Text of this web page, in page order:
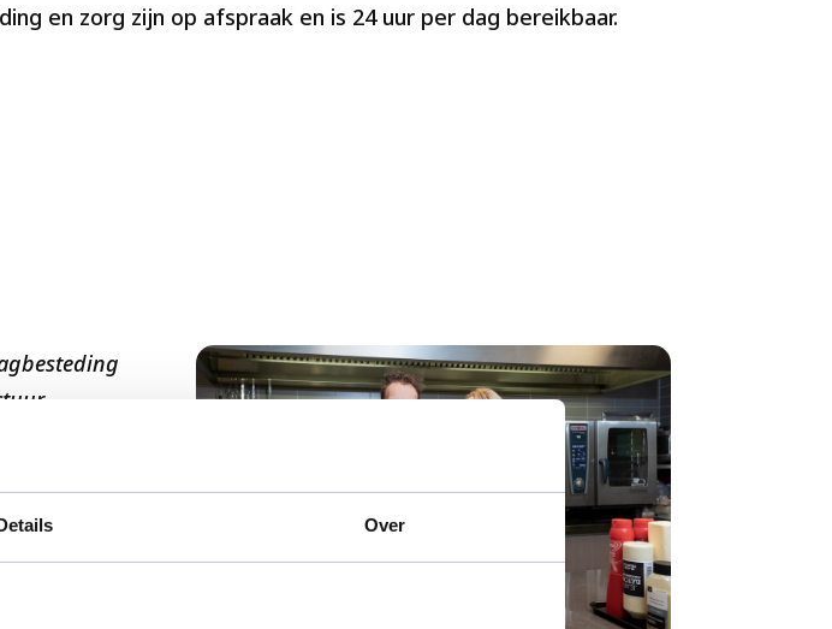
Over
en zorg zijn op afspraak en is 24 uur per dag bereikbaar.
om de
en